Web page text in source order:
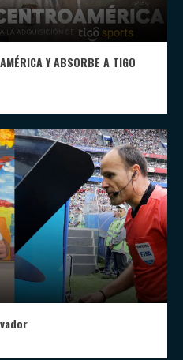
Y ABSORBE A TIGO